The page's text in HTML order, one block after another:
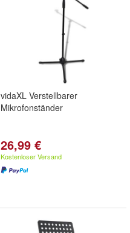
vidaXL Verstellbarer
Mikrofonständer
26,99 €
Kostenloser Versand